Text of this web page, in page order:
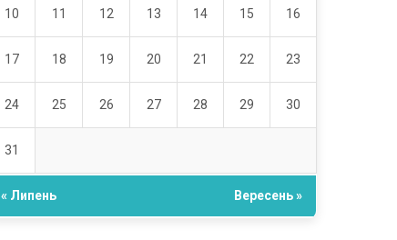
10 11 12 13 14 15 16
17 18 19 20 21 22 23
24 25 26 27 28 29 30
31
« Липень Вересень »